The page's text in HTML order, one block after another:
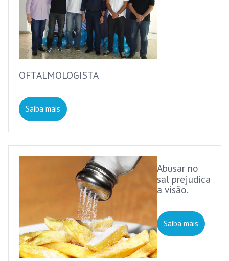
OFTALMOLOGISTA
Saiba mais
Abusar no
sal prejudica
a visão.
Saiba mais